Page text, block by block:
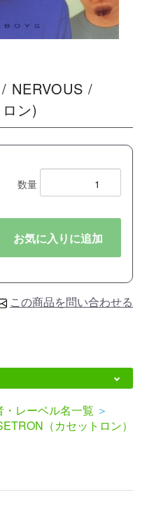
NERVOUS /
ン)
数量
お気に入りに追加
この商品を問い合わせる
・レーベル名一覧 ＞
（カセットロン）